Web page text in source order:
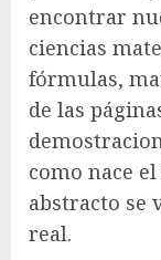
encontrar
ciencias
fórmulas,
de las
como nace
abstracto se
real.